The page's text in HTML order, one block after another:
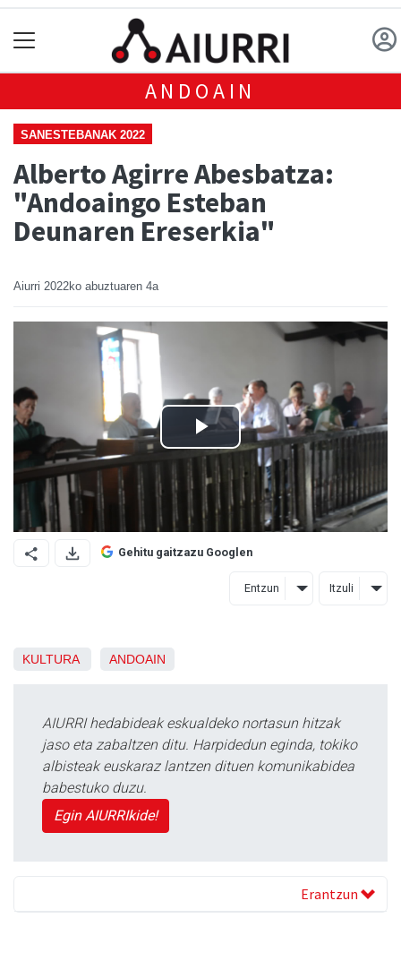
ANDOAIN
SANESTEBANAK 2022
Alberto Agirre Abesbatza:
"Andoaingo Esteban
Deunaren Ereserkia"
Aiurri 2022ko abuztuaren 4a
Gehitu gaitzazu Googlen
Entzun Itzuli
KULTURA ANDOAIN
AIURRI hedabideak eskualdeko nortasun hitzak
jaso eta zabaltzen ditu. Harpidedun eginda, tokiko
albisteak euskaraz lantzen dituen komunikabidea
babestuko duzu.
Egin AIURRIkide!
Erantzun